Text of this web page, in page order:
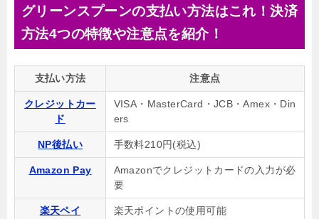
グリーンスプーンの支払い方法はこれ！決済
方法4つの特徴や注意点を紹介！
支払い方法 注意点
クレジットカー
ド
VISA・MasterCard・JCB・Amex・Din
ers
NP後払い 手数料210円(税込)
Amazon Pay
Amazonでクレジットカードの入力が必
要
楽天ペイ 楽天ポイントの使用可能